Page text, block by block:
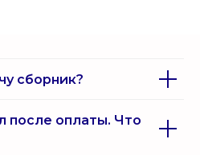
сборник?
после оплаты. Что